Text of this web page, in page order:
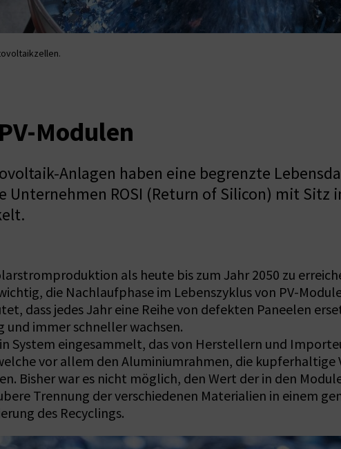
Modulen
Anlagen haben eine begrenzte
ROSI (Return of Silicon) mit Sitz
als heute bis zum Jahr 2050 zu
die Nachlaufphase im Lebenszyklus von PV-
dass jedes Jahr eine Reihe von defekten Paneelen
und immer schneller wachsen.
System eingesammelt, das von Herstellern und
vor allem den Aluminiumrahmen, die kupferhaltige
Bisher war es nicht möglich, den Wert der in den
Trennung der verschiedenen Materialien in einem
des Recyclings.